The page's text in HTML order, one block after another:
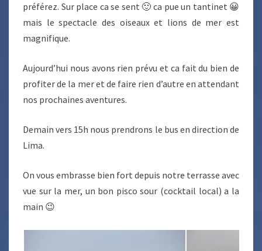
préférez. Sur place ca se sent 🙂 ca pue un tantinet 😀
mais le spectacle des oiseaux et lions de mer est
magnifique.
Aujourd’hui nous avons rien prévu et ca fait du bien de
profiter de la mer et de faire rien d’autre en attendant
nos prochaines aventures.
Demain vers 15h nous prendrons le bus en direction de
Lima.
On vous embrasse bien fort depuis notre terrasse avec
vue sur la mer, un bon pisco sour (cocktail local) a la
main 😉